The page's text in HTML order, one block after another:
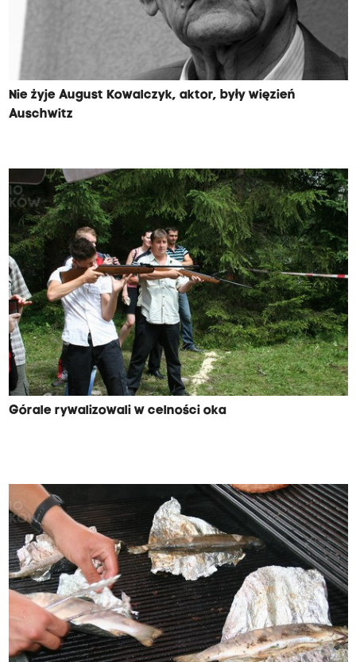
Nie żyje August Kowalczyk, aktor, były więzień
Auschwitz
Górale rywalizowali w celności oka